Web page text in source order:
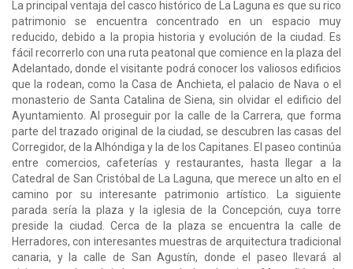
La principal ventaja del casco histórico de La Laguna es que su rico
patrimonio se encuentra concentrado en un espacio muy
reducido, debido a la propia historia y evolución de la ciudad. Es
fácil recorrerlo con una ruta peatonal que comience en la plaza del
Adelantado, donde el visitante podrá conocer los valiosos edificios
que la rodean, como la Casa de Anchieta, el palacio de Nava o el
monasterio de Santa Catalina de Siena, sin olvidar el edificio del
Ayuntamiento. Al proseguir por la calle de la Carrera, que forma
parte del trazado original de la ciudad, se descubren las casas del
Corregidor, de la Alhóndiga y la de los Capitanes. El paseo continúa
entre comercios, cafeterías y restaurantes, hasta llegar a la
Catedral de San Cristóbal de La Laguna, que merece un alto en el
camino por su interesante patrimonio artístico. La siguiente
parada sería la plaza y la iglesia de la Concepción, cuya torre
preside la ciudad. Cerca de la plaza se encuentra la calle de
Herradores, con interesantes muestras de arquitectura tradicional
canaria, y la calle de San Agustín, donde el paseo llevará al